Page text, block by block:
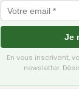
Je
En vous inscrivant,
newsletter.